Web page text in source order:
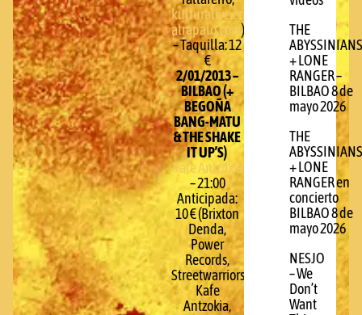
kulturalive.com
atrapalo.com)
– Taquilla: 12
€
2/01/2013 –
BILBAO (+
BEGOÑA
BANG-MATU
& THE SHAKE
IT UP’S)
Kafe Antzokia
– 21:00
Anticipada:
10 € (Brixton
Denda,
Power
Records,
Streetwarriors,
Kafe
Antzokia,
THE
ABYSSINIANS
+ LONE
RANGER –
BILBAO 8 de
mayo 2026
THE
ABYSSINIANS
+ LONE
RANGER en
concierto
BILBAO 8 de
mayo 2026
NESJO
– We
Don’t
Want